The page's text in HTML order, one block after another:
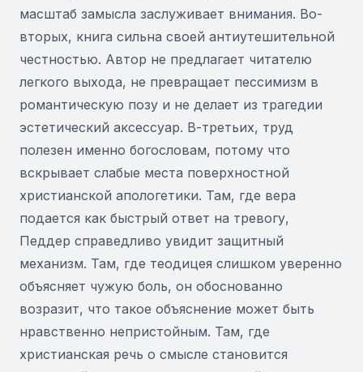
масштаб замысла заслуживает внимания. Во-
вторых, книга сильна своей антиутешительной
честностью. Автор не предлагает читателю
легкого выхода, не превращает пессимизм в
романтическую позу и не делает из трагедии
эстетический аксессуар. В-третьих, труд
полезен именно богословам, потому что
вскрывает слабые места поверхностной
христианской апологетики. Там, где вера
подается как быстрый ответ на тревогу,
Педдер справедливо увидит защитный
механизм. Там, где теодицея слишком уверенно
объясняет чужую боль, он обоснованно
возразит, что такое объяснение может быть
нравственно непристойным. Там, где
христианская речь о смысле становится